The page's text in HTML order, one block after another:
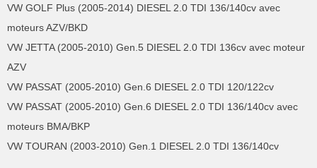
VW GOLF Plus (2005-2014) DIESEL 2.0 TDI 136/140cv avec
moteurs AZV/BKD
VW JETTA (2005-2010) Gen.5 DIESEL 2.0 TDI 136cv avec moteur
AZV
VW PASSAT (2005-2010) Gen.6 DIESEL 2.0 TDI 120/122cv
VW PASSAT (2005-2010) Gen.6 DIESEL 2.0 TDI 136/140cv avec
moteurs BMA/BKP
VW TOURAN (2003-2010) Gen.1 DIESEL 2.0 TDI 136/140cv